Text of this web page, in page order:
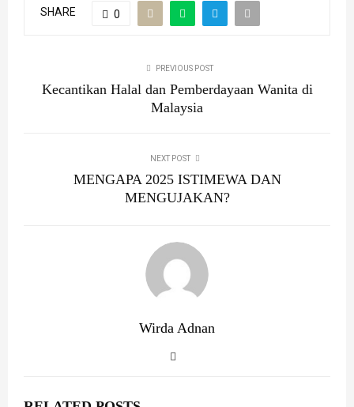
SHARE 0
PREVIOUS POST
Kecantikan Halal dan Pemberdayaan Wanita di
Malaysia
NEXT POST
MENGAPA 2025 ISTIMEWA DAN
MENGUJAKAN?
Wirda Adnan